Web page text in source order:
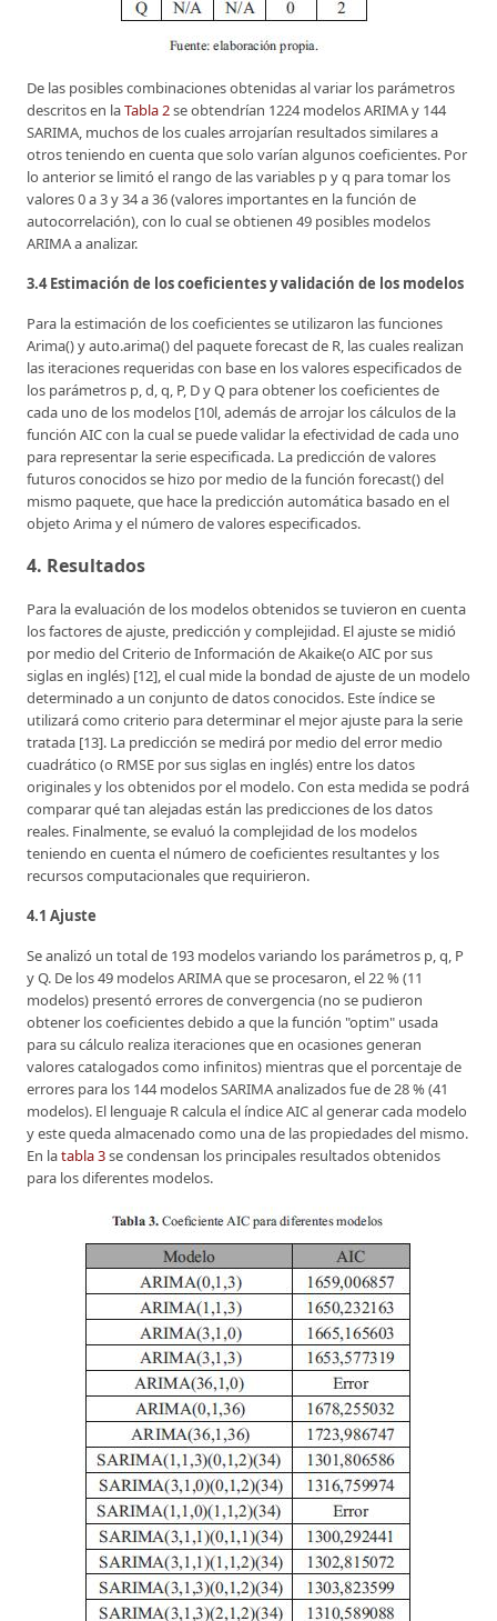
De las posibles combinaciones obtenidas al variar los parámetros
descritos en laTabla 2se obtendrían 1224 modelos ARIMA y 144
SARIMA, muchos de los cuales arrojarían resultados similares a
otros teniendo en cuenta que solo varían algunos coeficientes. Por
lo anterior se limitó el rango de las variables p y q para tomar los
valores 0 a 3 y 34 a 36 (valores importantes en la función de
autocorrelación), con lo cual se obtienen 49 posibles modelos
ARIMA a analizar.
3.4 Estimación de los coeficientes y validación de los modelos
Para la estimación de los coeficientes se utilizaron las funciones
Arima() y auto.arima() del paquete forecast de R, las cuales realizan
las iteraciones requeridas con base en los valores especificados de
los parámetros p, d, q, P, D y Q para obtener los coeficientes de
cada uno de los modelos [10l, además de arrojar los cálculos de la
función AIC con la cual se puede validar la efectividad de cada uno
para representar la serie especificada. La predicción de valores
futuros conocidos se hizo por medio de la función forecast() del
mismo paquete, que hace la predicción automática basado en el
objeto Arima y el número de valores especificados.
4. Resultados
Para la evaluación de los modelos obtenidos se tuvieron en cuenta
los factores de ajuste, predicción y complejidad. El ajuste se midió
por medio del Criterio de Información de Akaike(o AIC por sus
siglas en inglés) [12], el cual mide la bondad de ajuste de un modelo
determinado a un conjunto de datos conocidos. Este índice se
utilizará como criterio para determinar el mejor ajuste para la serie
tratada [13]. La predicción se medirá por medio del error medio
cuadrático (o RMSE por sus siglas en inglés) entre los datos
originales y los obtenidos por el modelo. Con esta medida se podrá
comparar qué tan alejadas están las predicciones de los datos
reales. Finalmente, se evaluó la complejidad de los modelos
teniendo en cuenta el número de coeficientes resultantes y los
recursos computacionales que requirieron.
4.1 Ajuste
Se analizó un total de 193 modelos variando los parámetros p, q, P
y Q. De los 49 modelos ARIMA que se procesaron, el 22 % (11
modelos) presentó errores de convergencia (no se pudieron
obtener los coeficientes debido a que la función "optim" usada
para su cálculo realiza iteraciones que en ocasiones generan
valores catalogados como infinitos) mientras que el porcentaje de
errores para los 144 modelos SARIMA analizados fue de 28 % (41
modelos). El lenguaje R calcula el índice AIC al generar cada modelo
y este queda almacenado como una de las propiedades del mismo.
En latabla 3se condensan los principales resultados obtenidos
para los diferentes modelos.